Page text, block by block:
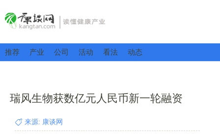
推荐 产业 公司 活动 看法 动态
瑞风生物获数亿元人民币新一轮融资
来源: 康谈网